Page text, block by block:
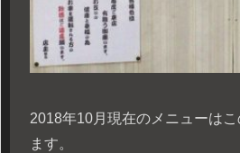
2018年10月現在のメニューは
ます。